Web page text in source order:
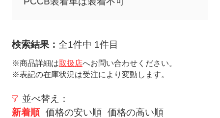
検索結果： 全1件中 1件目
※商品詳細は取扱店へお問い合わせください。
※表記の在庫状況は受注により変動します。
並べ替え：
新着順 価格の安い順 価格の高い順